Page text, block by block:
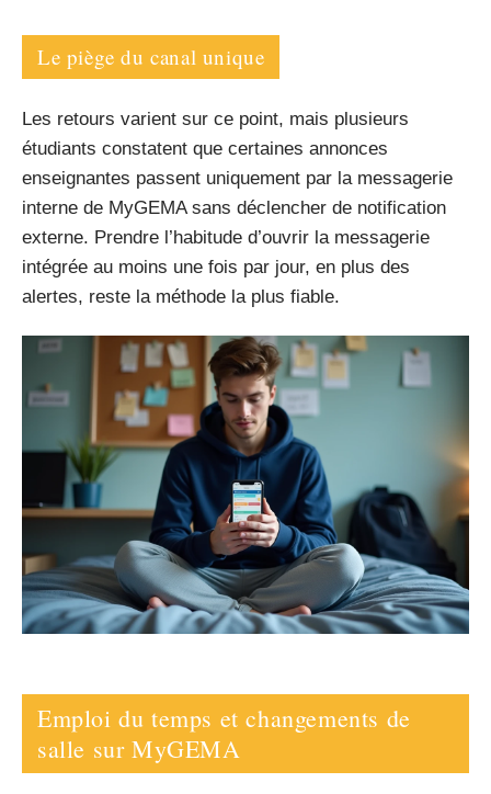
Le piège du canal unique
Les retours varient sur ce point, mais plusieurs
étudiants constatent que certaines annonces
enseignantes passent uniquement par la messagerie
interne de MyGEMA sans déclencher de notification
externe. Prendre l’habitude d’ouvrir la messagerie
intégrée au moins une fois par jour, en plus des
alertes, reste la méthode la plus fiable.
Emploi du temps et changements de
salle sur MyGEMA